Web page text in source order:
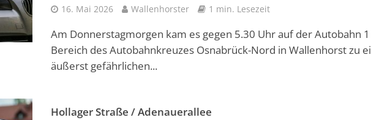
16. Mai 2026 Wallenhorster 1 min. Lesezeit
Am Donnerstagmorgen kam es gegen 5.30 Uhr auf der Autobahn
Bereich des Autobahnkreuzes Osnabrück-Nord in Wallenhorst zu
äußerst gefährlichen...
Hollager Straße / Adenauerallee